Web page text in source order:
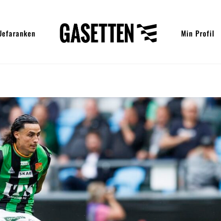
Min Profil